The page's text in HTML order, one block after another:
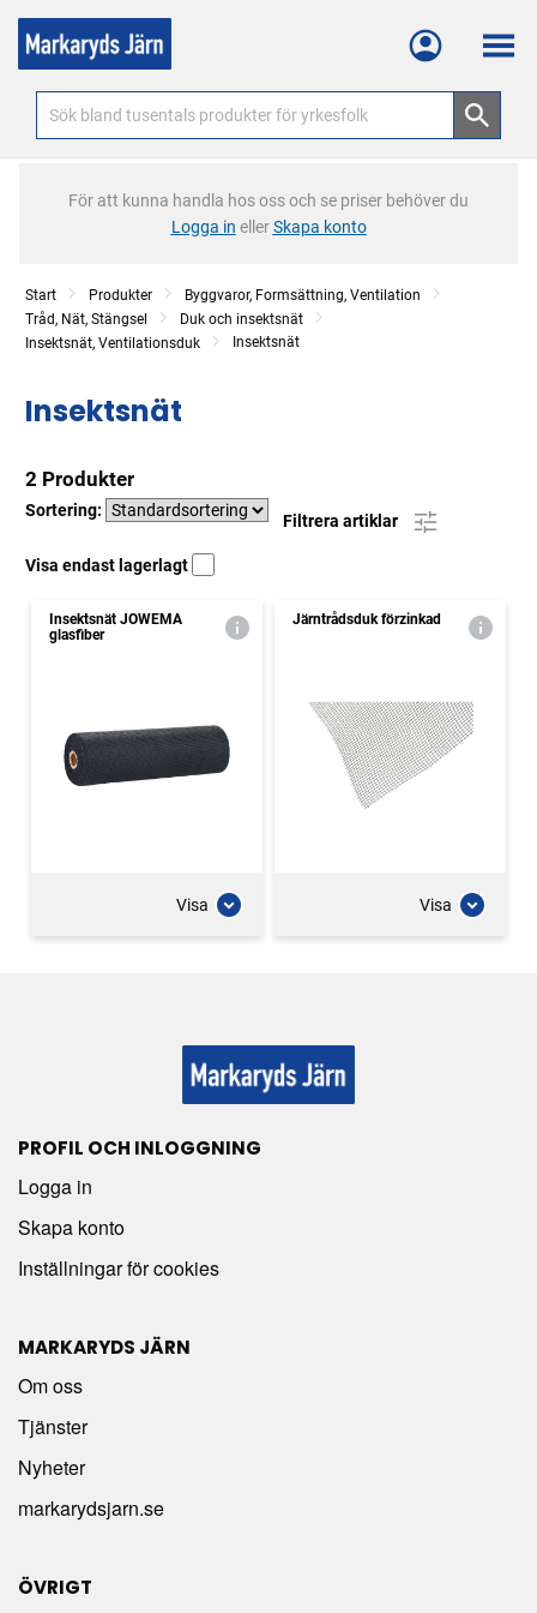
Meny
För att kunna handla hos oss och se priser behöver du
Logga in ellerSkapa konto
Start Produkter
Byggvaror, Formsättning, Ventilation
Tråd, Nät, Stängsel
Duk och insektsnät
Insektsnät, Ventilationsduk
Insektsnät
Insektsnät
2 Produkter
Sortering:
Filtrera artiklar
Visa endast lagerlagt
Insektsnät JOWEMA
glasfiber
Visa
Järntrådsduk förzinkad
Visa
PROFIL OCH INLOGGNING
Logga in
Skapa konto
Inställningar för cookies
MARKARYDS JÄRN
Om oss
Tjänster
Nyheter
markarydsjarn.se
ÖVRIGT